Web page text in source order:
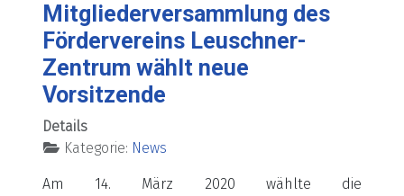
Mitgliederversammlung des
Fördervereins Leuschner-
Zentrum wählt neue
Vorsitzende
Details
Kategorie: News
Am 14. März 2020 wählte die